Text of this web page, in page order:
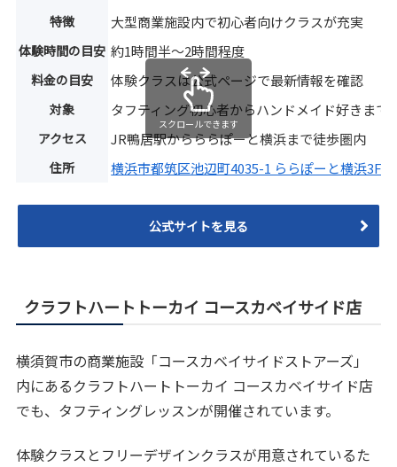
特徴 大型商業施設内で初心者向けクラスが充実
体験時間の目安 約1時間半〜2時間程度
料金の目安 体験クラスは公式ページで最新情報を確認
対象 タフティング初心者からハンドメイド好きまで
アクセス JR鴨居駅からららぽーと横浜まで徒歩圏内
住所 横浜市都筑区池辺町4035-1 ららぽーと横浜3F
スクロールできます
公式サイトを見る
クラフトハートトーカイ コースカベイサイド店
横須賀市の商業施設「コースカベイサイドストアーズ」
内にあるクラフトハートトーカイ コースカベイサイド店
でも、タフティングレッスンが開催されています。
体験クラスとフリーデザインクラスが用意されているた